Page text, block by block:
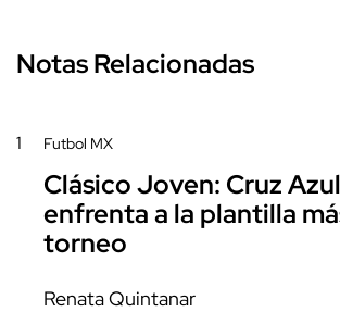
Notas Relacionadas
1 Futbol MX
Clásico Joven: Cruz
enfrenta a la plantilla
torneo
Renata Quintanar